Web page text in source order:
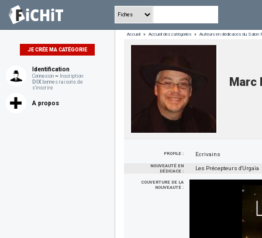
JE CRÉE MA CATÉGORIE
Identification
Connexion ~ Inscription
DIX bonnes raisons de
s'inscrire
A propos
Accueil » Accueil des catégories » Auteurs en dédicaces du Salon
Marc
PROFILE : Ecrivains
NOUVEAUTÉ EN
DÉDICACE :
Les Précepteurs d'Urgaïa
COUVERTURE DE LA
NOUVEAUTÉ :